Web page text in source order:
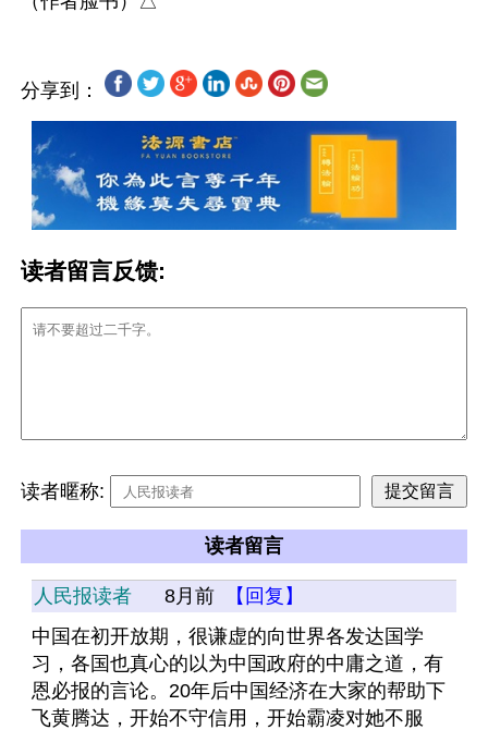
分享到：
读者留言反馈:
读者暱称:
读者留言
人民报读者 8月前
【回复】
中国在初开放期，很谦虚的向世界各发达国学
习，各国也真心的以为中国政府的中庸之道，有
恩必报的言论。20年后中国经济在大家的帮助下
飞黄腾达，开始不守信用，开始霸凌对她不服